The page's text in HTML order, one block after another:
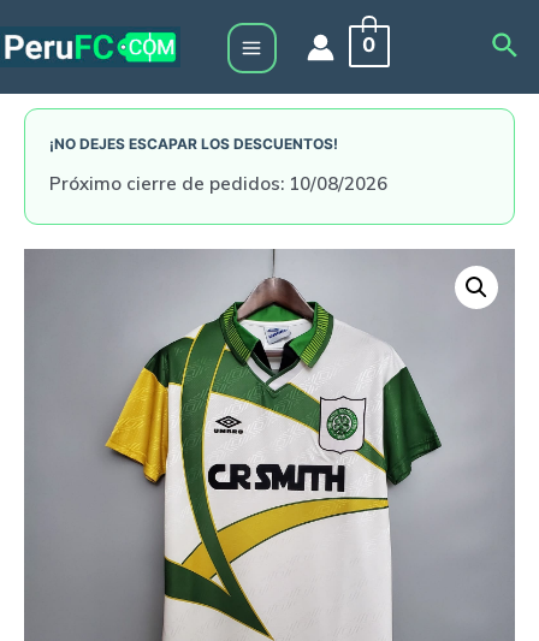
to
Main
Menu
0
¡NO DEJES ESCAPAR LOS DESCUENTOS!
Próximo cierre de pedidos: 10/08/2026